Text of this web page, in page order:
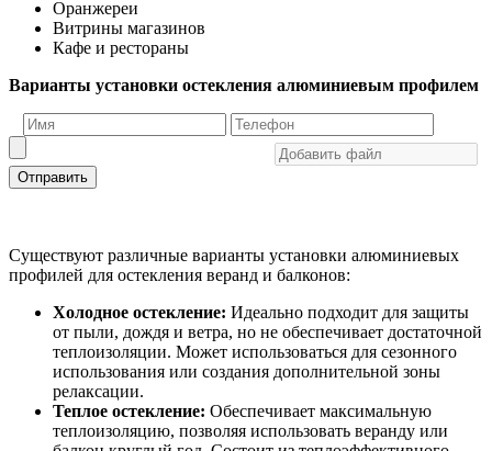
Оранжереи
Витрины магазинов
Кафе и рестораны
Варианты установки остекления алюминиевым профилем
Отправить
Существуют различные варианты установки алюминиевых
профилей для остекления веранд и балконов:
Холодное остекление: Идеально подходит для защиты
от пыли, дождя и ветра, но не обеспечивает достаточной
теплоизоляции. Может использоваться для сезонного
использования или создания дополнительной зоны
релаксации.
Теплое остекление: Обеспечивает максимальную
теплоизоляцию, позволяя использовать веранду или